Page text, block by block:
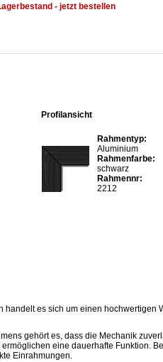
- jetzt bestellen
Profilansicht
Rahmentyp:
Aluminium
Rahmenfarbe:
schwarz
Rahmennr:
2212
handelt es sich um einen hochwertigen
gehört es, dass die Mechanik
eine dauerhafte Funktion.
Einrahmungen.